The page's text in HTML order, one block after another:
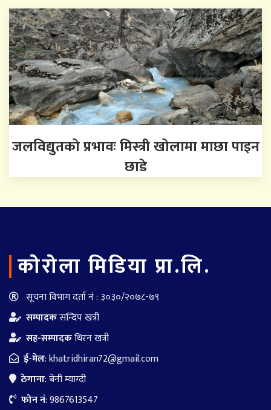
जलविद्युतको प्रभावः मिस्त्री खोलामा माछा पाइन
छाडे
काेराेला मिडिया प्रा.लि.
सूचना विभाग दर्ता नं : ३०३०/२०७८-७९
सम्पादकसन्दिप खत्री
सह-सम्पादकधिरन खत्री
ई-मेल:khatridhiran72@gmail.com
ठेगाना: बेनी म्याग्दी
फोन नं: 9867613547